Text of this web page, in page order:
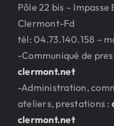
Pôle 22 bis –
Clermont-Fd
tél: 04.73.140.158 –
-Communiqué de
clermont.net
-Administration,
ateliers, prestations :
clermont.net